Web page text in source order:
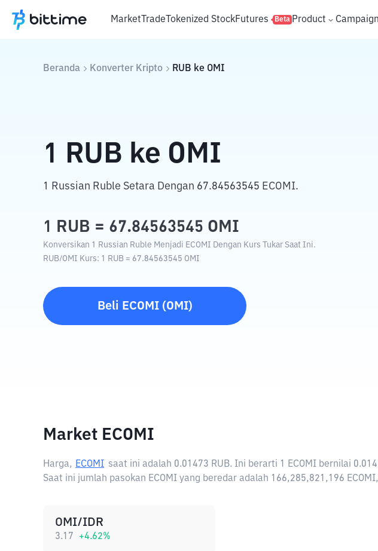
MarketTradeTokenized StockFutures Beta Product Campaign
Beranda Konverter Kripto RUB ke OMI
1 RUB ke OMI
1 Russian Ruble Setara Dengan 67.84563545 ECOMI.
1 RUB = 67.84563545 OMI
Konversikan 1 Russian Ruble Menjadi ECOMI Dengan Kurs Tukar Saat Ini.
RUB/OMI Kurs: 1 RUB = 67.84563545 OMI
Beli ECOMI(OMI)
Market ECOMI
Harga, ECOMI saat ini adalah 0.01473 RUB. Ini berarti 1 ECOMI bernilai
Saat ini jumlah pasokan ECOMI yang beredar adalah 166,285,821,196
OMI/IDR
3.17 +4.62%